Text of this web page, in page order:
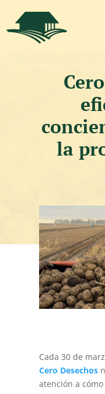
la
Cada 30 de
Cero Desechos
atención a